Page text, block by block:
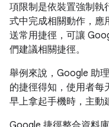
項限制是依裝置強制執
式中完成相關動作，應
送常用捷徑，可讓
們建議相關捷徑。
舉例來說，Google 助
的捷徑得知，使用者每
早上拿起手機時，主動